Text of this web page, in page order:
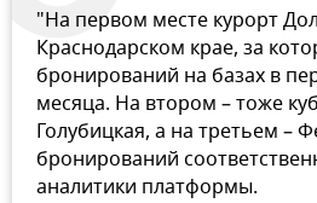
"На первом месте курорт
Краснодарском крае, за
бронирований на базах в
месяца. На втором – тоже
Голубицкая, а на третьем –
бронирований
аналитики платформы.